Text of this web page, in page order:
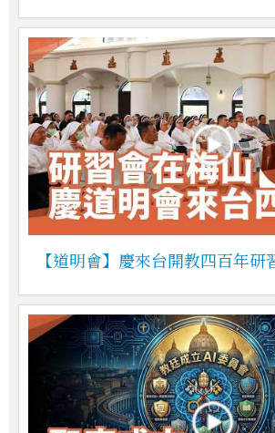
【道明會】慶來台開教四百年研